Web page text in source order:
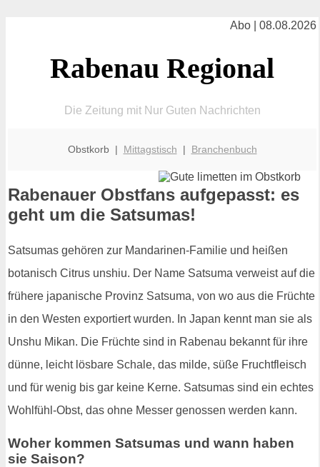
Abo | 08.08.2026
Rabenau Regional
Die Zeitung mit Nur Guten Nachrichten
Obstkorb | Mittagstisch | Branchenbuch
Rabenauer Obstfans aufgepasst: es
geht um die Satsumas!
Satsumas gehören zur Mandarinen-Familie und heißen
botanisch Citrus unshiu. Der Name Satsuma verweist auf die
frühere japanische Provinz Satsuma, von wo aus die Früchte
in den Westen exportiert wurden. In Japan kennt man sie als
Unshu Mikan. Die Früchte sind in Rabenau bekannt für ihre
dünne, leicht lösbare Schale, das milde, süße Fruchtfleisch
und für wenig bis gar keine Kerne. Satsumas sind ein echtes
Wohlfühl-Obst, das ohne Messer genossen werden kann.
Woher kommen Satsumas und wann haben
sie Saison?